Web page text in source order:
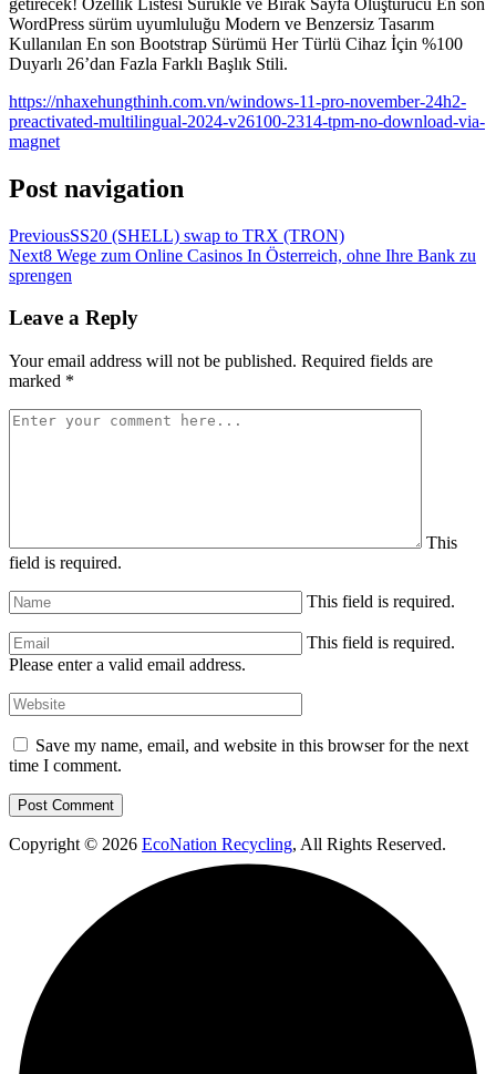
WordPress sürüm uyumluluğu Modern ve Benzersiz Tasarım
Kullanılan En son Bootstrap Sürümü Her Türlü Cihaz İçin %100
Duyarlı 26’dan Fazla Farklı Başlık Stili.
https://nhaxehungthinh.com.vn/windows-11-pro-november-24h2-
preactivated-multilingual-2024-v26100-2314-tpm-no-download-via-
magnet
Post navigation
PreviousSS20 (SHELL) swap to TRX (TRON)
Next8 Wege zum Online Casinos In Österreich, ohne Ihre Bank zu
sprengen
Leave a Reply
Your email address will not be published. Required fields are
marked *
This
field is required.
This field is required.
This field is required.
Please enter a valid email address.
Save my name, email, and website in this browser for the next
time I comment.
Copyright © 2026 EcoNation Recycling, All Rights Reserved.